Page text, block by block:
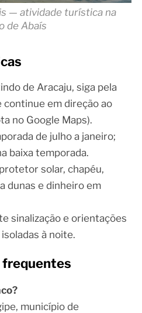
— atividade turística na
de Abaís
de Aracaju, siga pela
continue em direção ao
no Google Maps).
de julho a janeiro;
baixa temporada.
solar, chapéu,
dunas e dinheiro em
sinalização e orientações
à noite.
município de